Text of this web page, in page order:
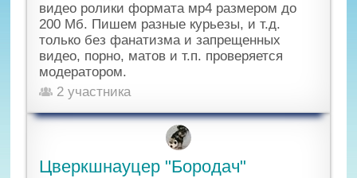
видео ролики формата мр4 размером до
200 Мб. Пишем разные курьезы, и т.д.
только без фанатизма и запрещенных
видео, порно, матов и т.п. проверяется
модератором.
2 участника
Цверкшнауцер "Бородач"